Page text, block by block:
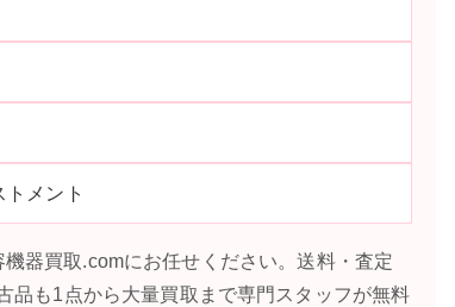
メント
器買取.comにお任せください。送料・査定
品も1点から大量買取まで専門スタッフが無料